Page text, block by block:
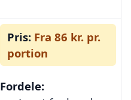
Pris: Fra 86 kr. pr.
portion
Fordele: